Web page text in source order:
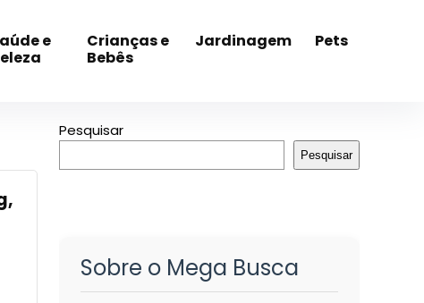
e
Crianças e
Bebês
Jardinagem Pets
Pesquisar
Pesquisar
Sobre o Mega Busca